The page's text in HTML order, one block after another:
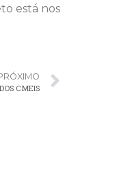
está nos
CMEIS